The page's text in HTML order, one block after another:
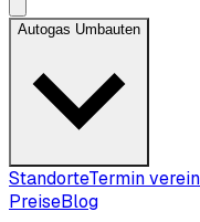
Autogas Umbauten
StandorteTermin
PreiseBlog